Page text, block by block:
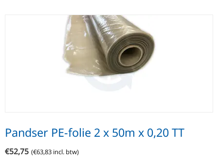
Pandser PE-folie 2 x 50m x 0,20 TT
€52,75 (€63,83 incl. btw)